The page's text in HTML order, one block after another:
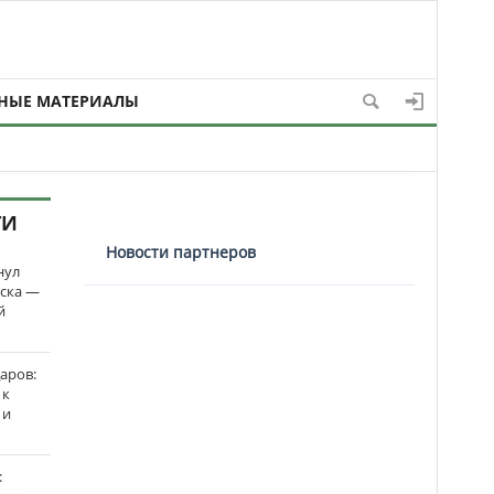
МАТЕРИАЛЫ
—
Новости партнеров